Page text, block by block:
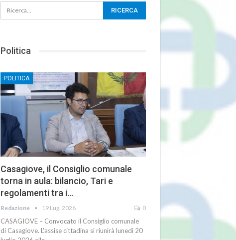
Politica
POLITICA
Casagiove, il Consiglio comunale
torna in aula: bilancio, Tari e
regolamenti tra i…
Redazione 19 Lug, 2026 0
CASAGIOVE – Convocato il Consiglio comunale
di Casagiove. L'assise cittadina si riunirà lunedì 20